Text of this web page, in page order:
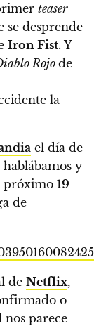
teaser
se desprende
Iron Fist. Y
Rojo de
la
el día de
y
próximo 19
de
de Netflix,
o
nos parece